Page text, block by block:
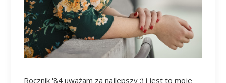
Rocznik '84 uważam za najlepszy :) i jest to moje